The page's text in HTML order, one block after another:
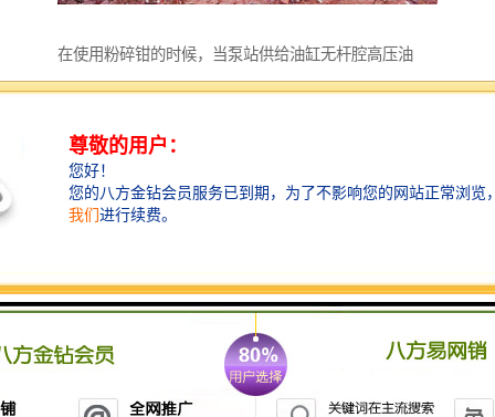
在使用粉碎钳的时候，当泵站供给油缸无杆腔高压油
时，活塞杆伸出，推动钳口收缩，破碎钢筋混凝土结
油缸完成一次正反向供油，粉碎钳完成一次循环作业，
正反向不断供油，液压粉碎钳反复作功，从而实现不断
破碎混凝土结构。高压经向柱塞泵由电机直接带动泵轴
进油阀吸入，从排油阀排出进入系统油路。